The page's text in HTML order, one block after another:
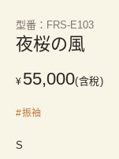
型番 ： FRS-E103
夜桜の風
¥ 55,000(含稅)
#振袖
S